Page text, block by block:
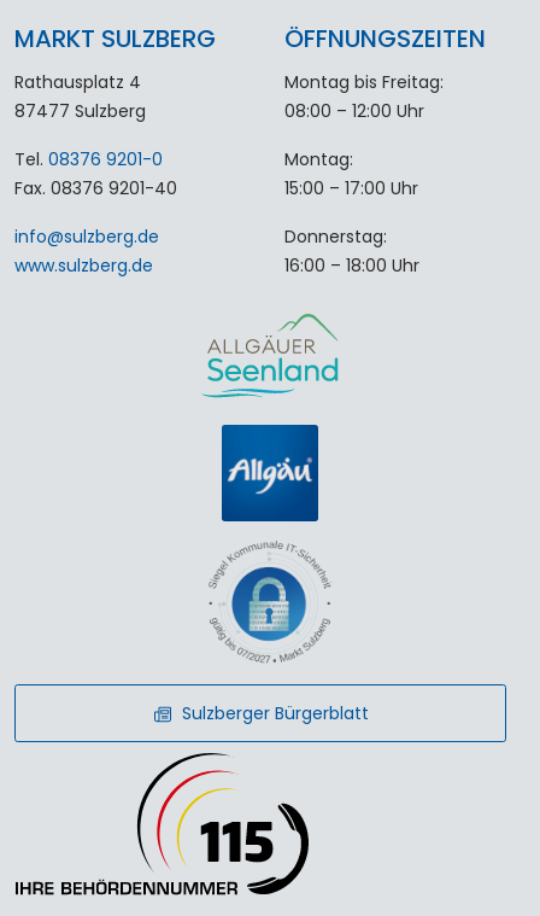
MARKT SULZBERG
Rathausplatz 4
87477 Sulzberg
Tel. 08376 9201-0
Fax. 08376 9201-40
info@sulzberg.de
www.sulzberg.de
ÖFFNUNGSZEITEN
Montag bis Freitag:
08:00 – 12:00 Uhr
Montag:
15:00 – 17:00 Uhr
Donnerstag:
16:00 – 18:00 Uhr
Sulzberger Bürgerblatt